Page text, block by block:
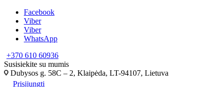
Facebook
Viber
Viber
WhatsApp
+370 610 60936
Susisiekite su mumis
Dubysos g. 58C – 2, Klaipėda, LT-94107, Lietuva
Prisijungti